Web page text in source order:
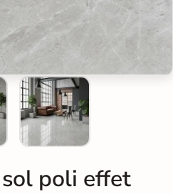
poli effet